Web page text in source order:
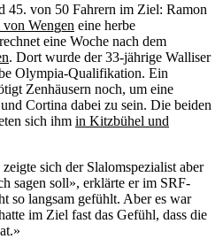
45. von 50 Fahrern im Ziel: Ramon
von Wengen eine herbe
eine Woche nach dem
. Dort wurde der 33-jährige Walliser
Olympia-Qualifikation. Ein
Zenhäusern noch, um eine
Cortina dabei zu sein. Die beiden
sich ihm in Kitzbühel und
sich der Slalomspezialist aber
sagen soll», erklärte er im SRF-
so langsam gefühlt. Aber es war
im Ziel fast das Gefühl, dass die